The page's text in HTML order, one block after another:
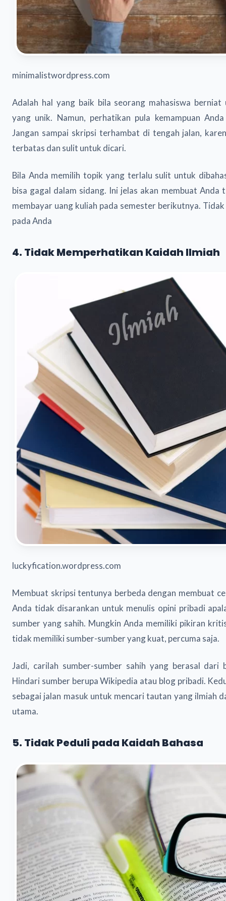
minimalistwordpress.com
Adalah hal yang baik bila seorang mahasiswa berniat
yang unik. Namun, perhatikan pula kemampuan
Jangan sampai skripsi terhambat di tengah jalan,
terbatas dan sulit untuk dicari.
Bila Anda memilih topik yang terlalu sulit untuk
bisa gagal dalam sidang. Ini jelas akan membuat Anda
membayar uang kuliah pada semester berikutnya.
pada Anda
4. Tidak Memperhatikan Kaidah Ilmiah
luckyfication.wordpress.com
Membuat skripsi tentunya berbeda dengan membuat
Anda tidak disarankan untuk menulis opini pribadi
sumber yang sahih. Mungkin Anda memiliki pikiran
tidak memiliki sumber-sumber yang kuat, percuma saja.
Jadi, carilah sumber-sumber sahih yang berasal dari
Hindari sumber berupa Wikipedia atau blog pribadi.
sebagai jalan masuk untuk mencari tautan yang ilmiah
utama.
5. Tidak Peduli pada Kaidah Bahasa